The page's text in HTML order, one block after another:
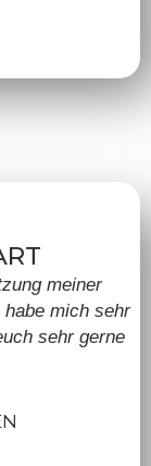
meiner
mich sehr
sehr gerne